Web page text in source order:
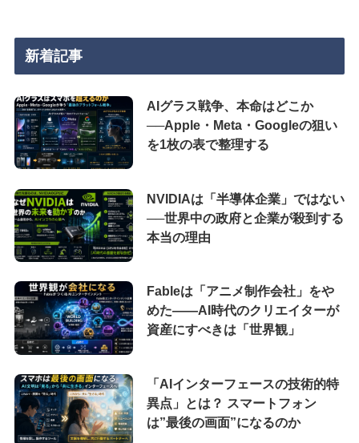
新着記事
AIグラス戦争、本命はどこか
──Apple・Meta・Googleの狙い
を1枚の表で整理する
NVIDIAは「半導体企業」ではない
──世界中の政府と企業が殺到する
本当の理由
Fableは「アニメ制作会社」をや
めた――AI時代のクリエイターが
資産にすべきは「世界観」
「AIインターフェースの技術的特
異点」とは？ スマートフォン
は”最後の画面”になるのか